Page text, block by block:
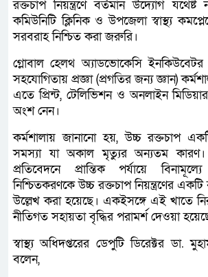
রক্তচাপ নিয়ন্ত্রণে বর্তমান উদ্যোগ যথেষ্ট
কমিউনিটি ক্লিনিক ও উপজেলা স্বাস্থ্য
সরবরাহ নিশ্চিত করা জরুরি।
গ্লোবাল হেলথ অ্যাডভোকেসি
সহযোগিতায় প্রজ্ঞা (প্রগতির জন্য জ্ঞান)
এতে প্রিন্ট, টেলিভিশন ও অনলাইন
অংশ নেন।
কর্মশালায় জানানো হয়, উচ্চ রক্তচাপ
সমস্যা যা অকাল মৃত্যুর অন্যতম কারণ।
প্রতিবেদনে প্রান্তিক পর্যায়ে
নিশ্চিতকরণকে উচ্চ রক্তচাপ নিয়ন্ত্রণের
উল্লেখ করা হয়েছে। একইসঙ্গে এই খাতে
নীতিগত সহায়তা বৃদ্ধির পরামর্শ দেওয়া
স্বাস্থ্য অধিদপ্তরের ডেপুটি ডিরেক্টর ডা.
বলেন,